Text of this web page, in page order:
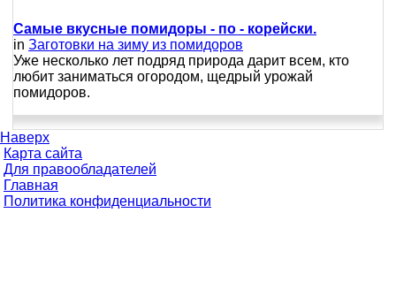
Самые вкусные помидоры - по - корейски.
in Заготовки на зиму из помидоров
Уже несколько лет подряд природа дарит всем, кто
любит заниматься огородом, щедрый урожай
помидоров.
Наверх
Карта сайта
Для правообладателей
Главная
Политика конфиденциальности